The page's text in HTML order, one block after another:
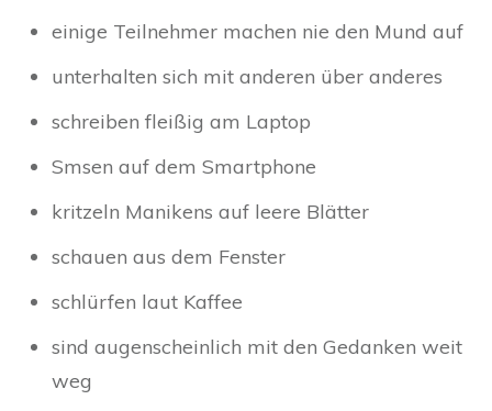
einige Teilnehmer machen nie den Mund auf
unterhalten sich mit anderen über anderes
schreiben fleißig am Laptop
Smsen auf dem Smartphone
kritzeln Manikens auf leere Blätter
schauen aus dem Fenster
schlürfen laut Kaffee
sind augenscheinlich mit den Gedanken weit
weg